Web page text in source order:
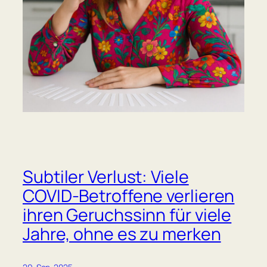
Subtiler Verlust: Viele
COVID-Betroffene verlieren
ihren Geruchssinn für viele
Jahre, ohne es zu merken